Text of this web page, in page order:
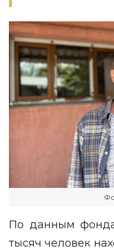
По данным
тысяч человек